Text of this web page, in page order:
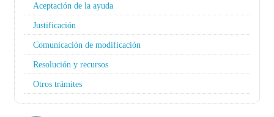
Aceptación de la ayuda
Justificación
Comunicación de modificación
Resolución y recursos
Otros trámites